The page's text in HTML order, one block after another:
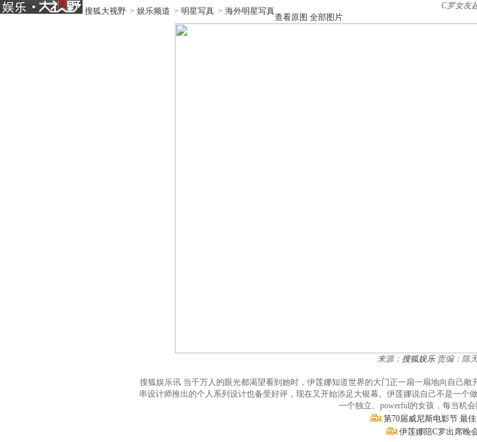
搜狐大视野 > 娱乐频道 > 明星写真 > 海外明星写真
C罗女友
查看原图 全部图片
来源： 搜狐娱乐 责编：陈
搜狐娱乐讯 当千万人的眼光都渴望看到她时，伊莲娜知道世界的大门正一扇一扇地向自己
串设计师推出的个人系列设计也备受好评，现在又开始涉足大银幕。伊莲娜说自己不是一
一个独立、powerful的女孩，每当机
第70届威尼斯电影节 最
伊莲娜陪C罗出席晚